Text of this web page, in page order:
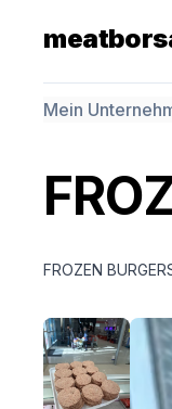
Mein
FROZEN